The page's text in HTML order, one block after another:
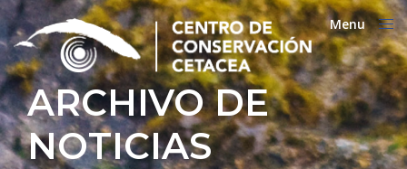
ARCHIVO DE
NOTICIAS
Menu
Close